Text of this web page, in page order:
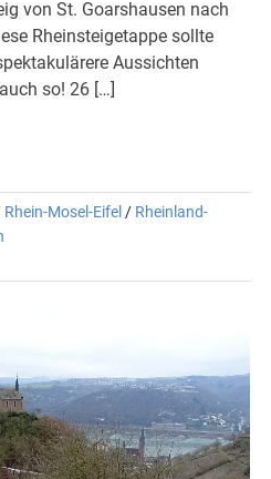
von St. Goarshausen nach
Rheinsteigetappe sollte
Aussichten
so! 26 […]
Rhein-Mosel-Eifel / Rheinland-